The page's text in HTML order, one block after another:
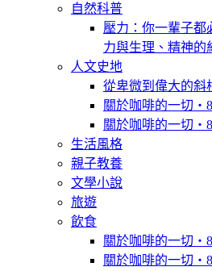
自然科普
壓力：你一輩子都
力與生理、精神的
人文史地
從卑微到偉大的斜
關於咖啡的一切
關於咖啡的一切
生活風格
親子教養
文學小說
旅遊
飲食
關於咖啡的一切
關於咖啡的一切